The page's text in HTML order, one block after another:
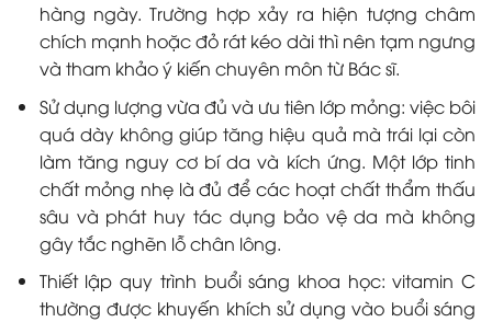
hàng ngày. Trường hợp xảy ra hiện tượng châm
chích mạnh hoặc đỏ rát kéo dài thì nên tạm ngưng
và tham khảo ý kiến chuyên môn từ Bác sĩ.
Sử dụng lượng vừa đủ và ưu tiên lớp mỏng: việc bôi
quá dày không giúp tăng hiệu quả mà trái lại còn
làm tăng nguy cơ bí da và kích ứng. Một lớp tinh
chất mỏng nhẹ là đủ để các hoạt chất thẩm thấu
sâu và phát huy tác dụng bảo vệ da mà không
gây tắc nghẽn lỗ chân lông.
Thiết lập quy trình buổi sáng khoa học: vitamin C
thường được khuyến khích sử dụng vào buổi sáng